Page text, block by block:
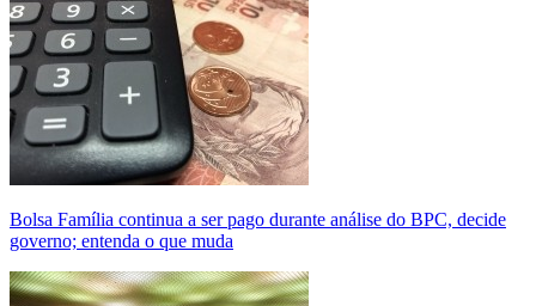
Bolsa Família continua a ser pago durante análise do BPC, decide
governo; entenda o que muda